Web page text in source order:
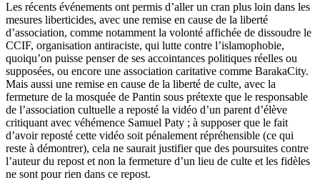
Les récents événements ont permis d’aller un cran plus loin dans les
mesures liberticides, avec une remise en cause de la liberté
d’association, comme notamment la volonté affichée de dissoudre le
CCIF, organisation antiraciste, qui lutte contre l’islamophobie,
quoiqu’on puisse penser de ses accointances politiques réelles ou
supposées, ou encore une association caritative comme BarakaCity.
Mais aussi une remise en cause de la liberté de culte, avec la
fermeture de la mosquée de Pantin sous prétexte que le responsable
de l’association cultuelle a reposté la vidéo d’un parent d’élève
critiquant avec véhémence Samuel Paty ; à supposer que le fait
d’avoir reposté cette vidéo soit pénalement répréhensible (ce qui
reste à démontrer), cela ne saurait justifier que des poursuites contre
l’auteur du repost et non la fermeture d’un lieu de culte et les fidèles
ne sont pour rien dans ce repost.